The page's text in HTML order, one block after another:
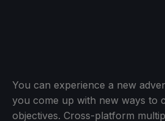
You can experience a new
you come up with new ways to
objectives. Cross-platform